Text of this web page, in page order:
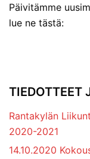
Päivitämme
lue ne tästä:
TIEDOTTEET
Rantakylän
2020-2021
14.10.2020